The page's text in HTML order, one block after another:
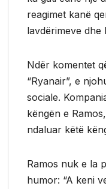
reagimet kanë
lavdërimeve dhe
Ndër komentet
“Ryanair”, e
sociale.
këngën e
ndaluar këtë
Ramos nuk e la
humor: “A keni